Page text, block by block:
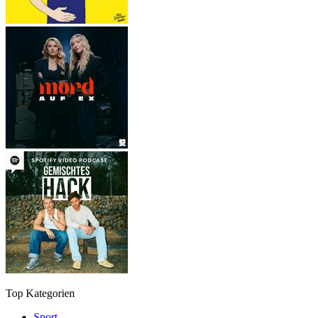
Top Kategorien